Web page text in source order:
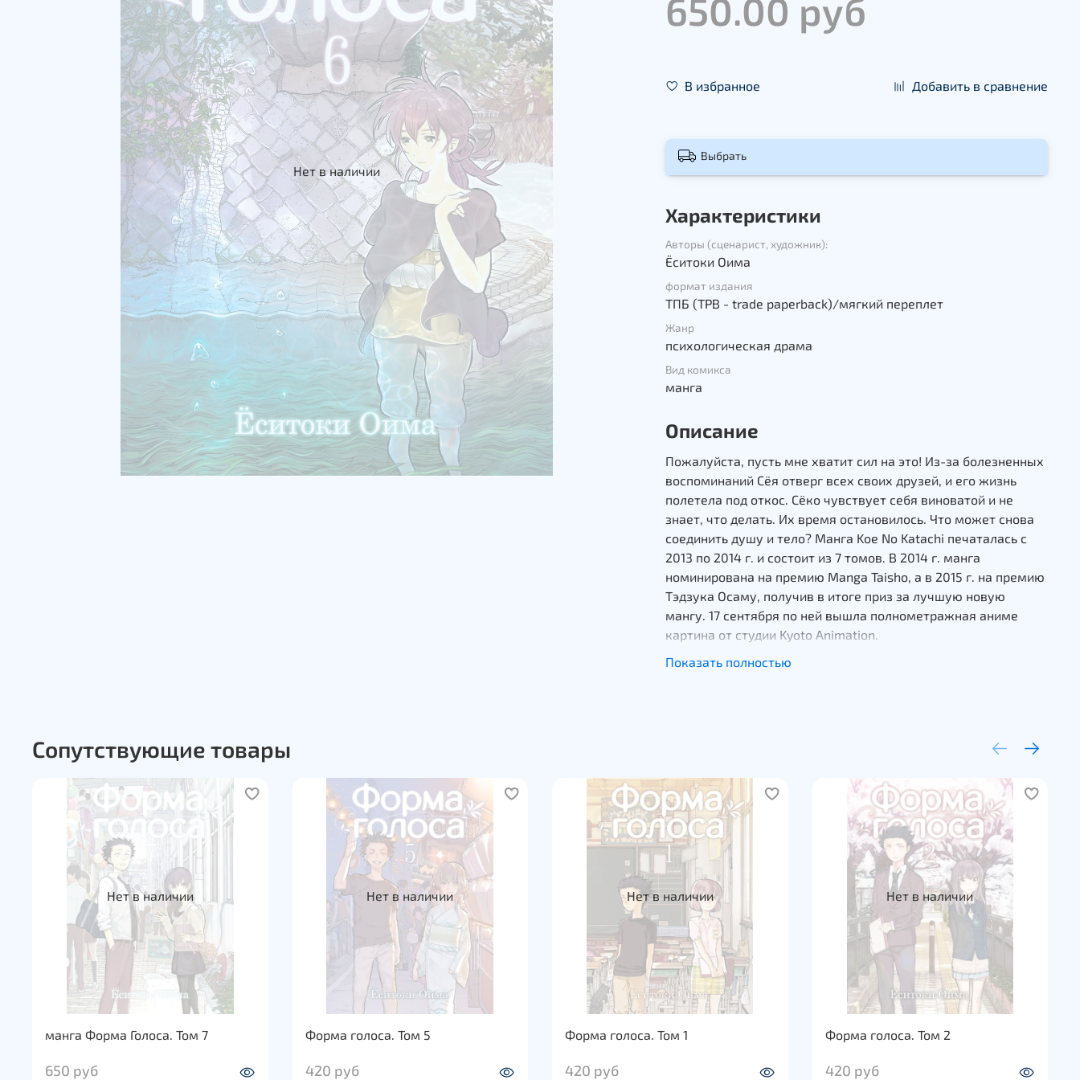
Нет в наличии
650.00 руб
В избранное Добавить в сравнение
Выбрать
Характеристики
Авторы (сценарист, художник):
Ёситоки Оима
формат издания
ТПБ (TPB - trade paperback)/мягкий переплет
Жанр
психологическая драма
Вид комикса
манга
Описание
Пожалуйста, пусть мне хватит сил на это! Из-за болезненных
воспоминаний Сёя отверг всех своих друзей, и его жизнь
полетела под откос. Сёко чувствует себя виноватой и не
знает, что делать. Их время остановилось. Что может снова
соединить душу и тело? Манга Koe No Katachi печаталась с
2013 по 2014 г. и состоит из 7 томов. В 2014 г. манга
номинирована на премию Manga Taisho, а в 2015 г. на премию
Тэдзука Осаму, получив в итоге приз за лучшую новую
мангу. 17 сентября по ней вышла полнометражная аниме
картина от студии Kyoto Animation.
Показать полностью
Сопутствующие товары
Нет в наличии
манга Форма Голоса. Том 7
650 руб
Нет в наличии
Форма голоса. Том 5
420 руб
Нет в наличии
Форма голоса. Том 1
420 руб
Нет в наличии
Форма голоса. Том 2
420 руб